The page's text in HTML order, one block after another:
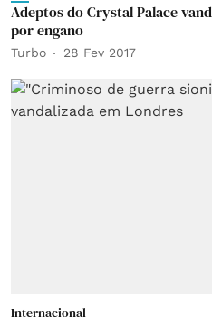
Adeptos do Crystal Palace
por engano
Turbo 28 Fev 2017
Internacional